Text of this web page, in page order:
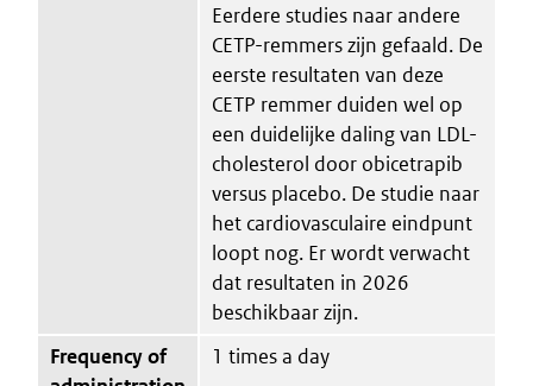
Eerdere studies naar andere
CETP-remmers zijn gefaald. De
eerste resultaten van deze
CETP remmer duiden wel op
een duidelijke daling van LDL-
cholesterol door obicetrapib
versus placebo. De studie naar
het cardiovasculaire eindpunt
loopt nog. Er wordt verwacht
dat resultaten in 2026
beschikbaar zijn.
Frequency of
1 times a day